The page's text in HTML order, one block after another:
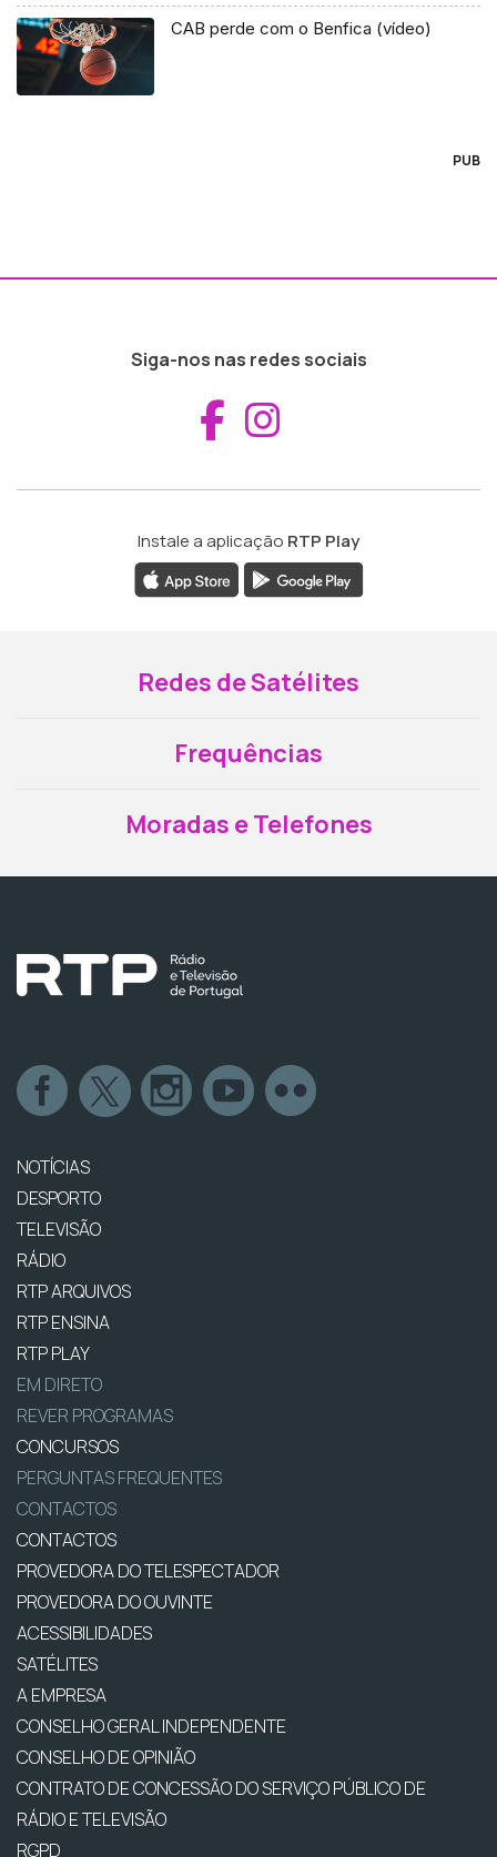
CAB perde com o Benfica (vídeo)
PUB
Siga-nos nas redes sociais
Aceder ao
Instale a aplicação RTP Play
Redes de Satélites
Frequências
Moradas e Telefones
NOTÍCIAS
DESPORTO
TELEVISÃO
RÁDIO
RTP ARQUIVOS
RTP ENSINA
RTP PLAY
EM DIRETO
REVER PROGRAMAS
CONCURSOS
PERGUNTAS FREQUENTES
CONTACTOS
CONTACTOS
PROVEDORA DO TELESPECTADOR
PROVEDORA DO OUVINTE
ACESSIBILIDADES
SATÉLITES
A EMPRESA
CONSELHO GERAL INDEPENDENTE
CONSELHO DE OPINIÃO
CONTRATO DE CONCESSÃO DO SERVIÇO PÚBLICO DE
RÁDIO E TELEVISÃO
RGPD